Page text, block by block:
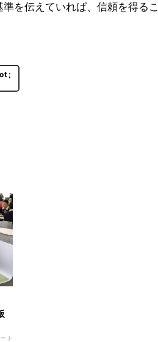
を伝えていれば、信頼を得るこ
ト